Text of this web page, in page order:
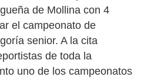
de Mollina con 4
el campeonato de
senior. A la cita
de toda la
uno de los campeonatos